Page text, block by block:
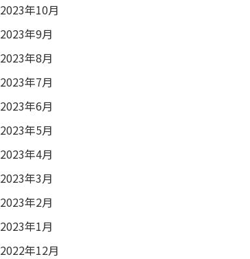
2023年10月
2023年9月
2023年8月
2023年7月
2023年6月
2023年5月
2023年4月
2023年3月
2023年2月
2023年1月
2022年12月